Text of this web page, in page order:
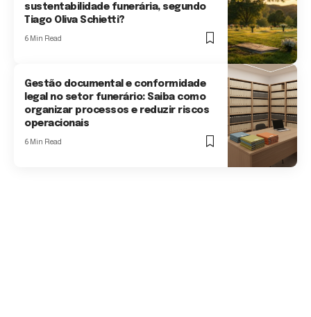
sustentabilidade funerária, segundo
Tiago Oliva Schietti?
6 Min Read
Gestão documental e conformidade
legal no setor funerário: Saiba como
organizar processos e reduzir riscos
operacionais
6 Min Read